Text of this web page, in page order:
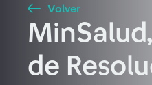
Buscar
Volver
de